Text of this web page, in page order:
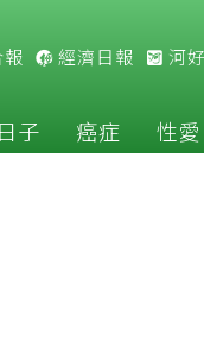
經濟日報 河
子 癌症 性愛